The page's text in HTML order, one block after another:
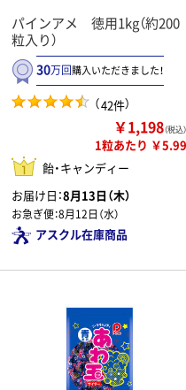
パインアメ 徳用1kg（約200
粒入り）
30万回購入いただきました！
（42件）
￥1,198（税込）
1粒あたり ￥5.99
飴・キャンディー
お届け日：8月13日（木）
お急ぎ便：8月12日（水）
アスクル在庫商品